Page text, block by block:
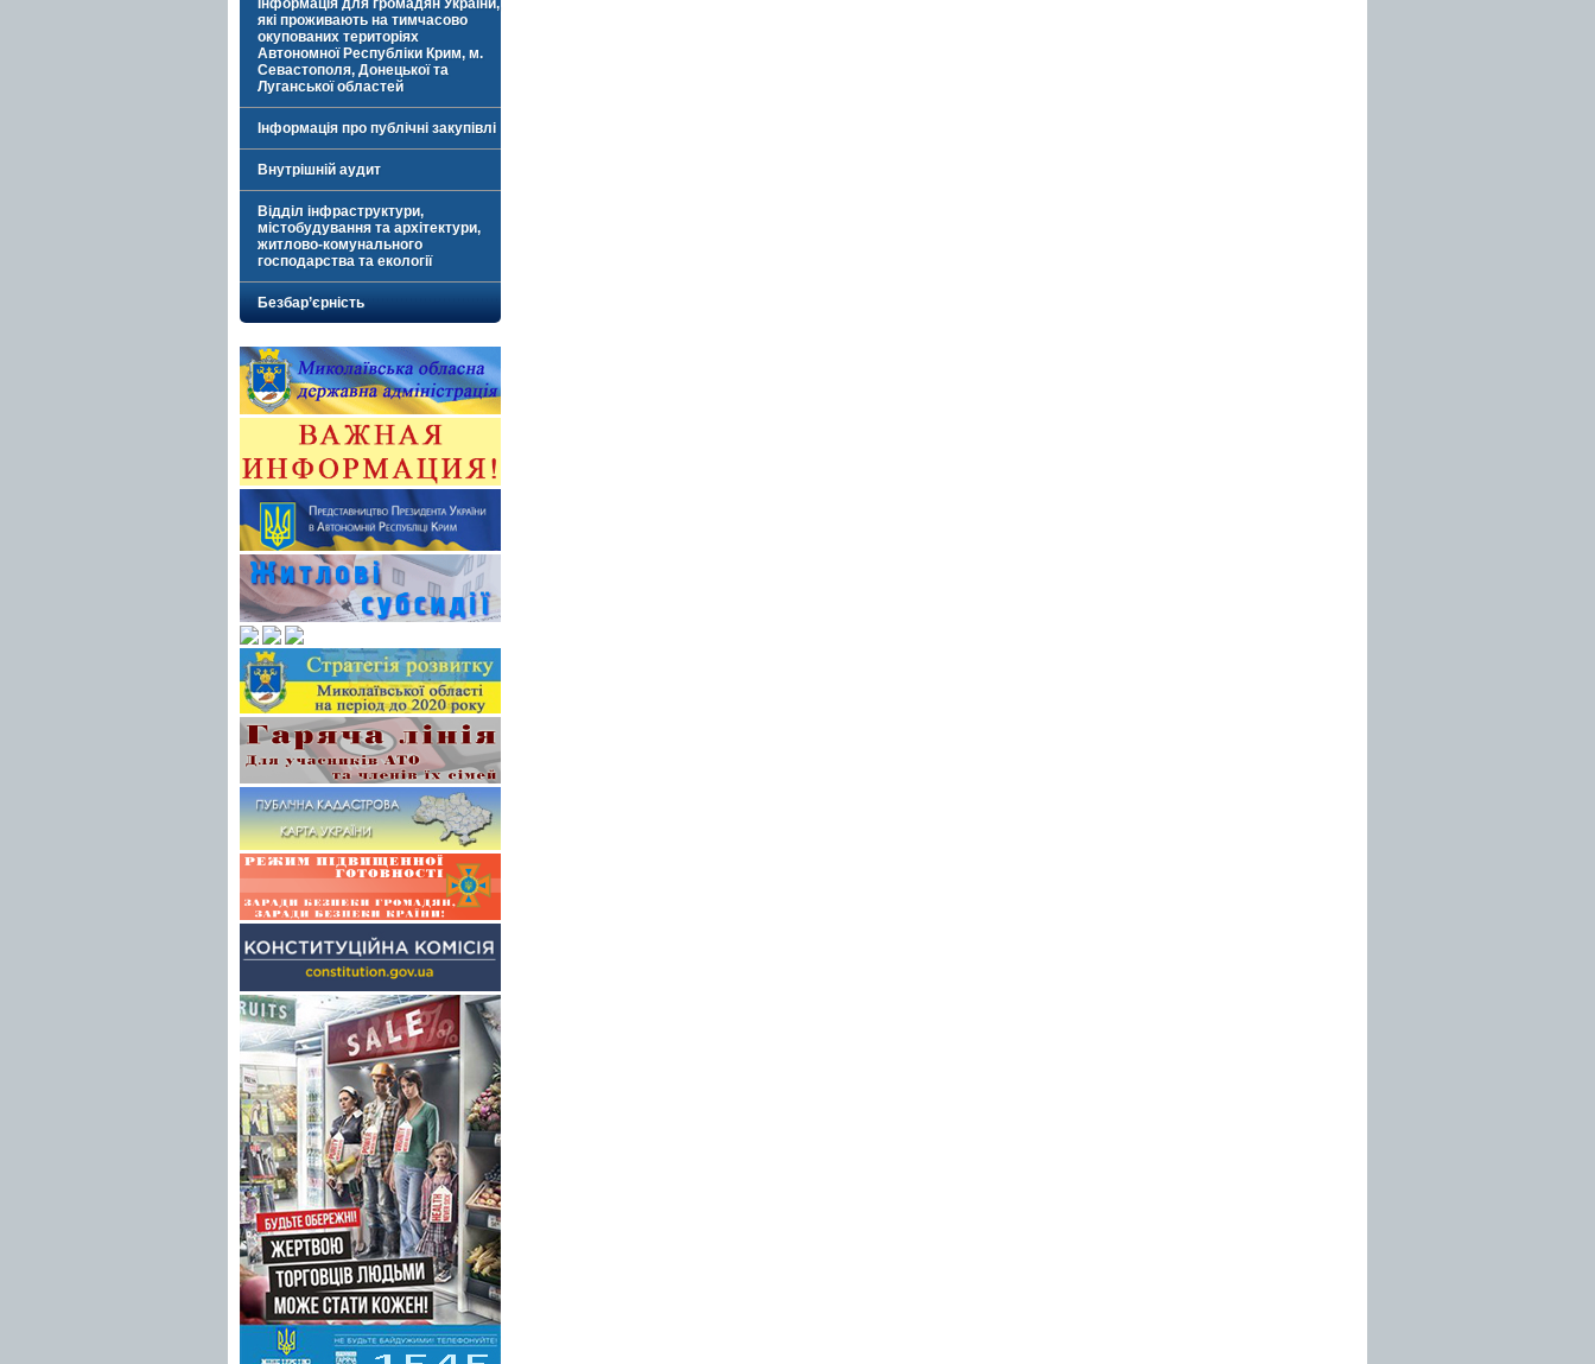
Інформація для громадян України,
які проживають на тимчасово
окупованих територіях
Автономної Республіки Крим, м.
Севастополя, Донецької та
Луганської областей
Інформація про публічні закупівлі
Внутрішній аудит
Відділ інфраструктури,
містобудування та архітектури,
житлово-комунального
господарства та екології
Безбар’єрність